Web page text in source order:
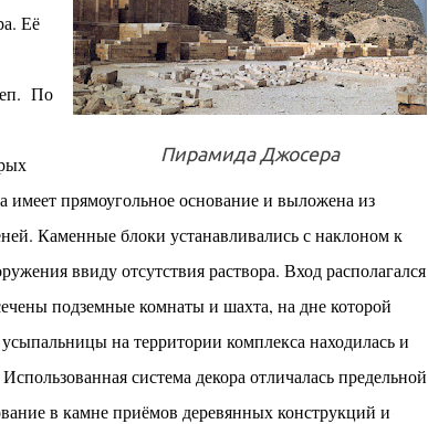
Пирамида Джосера
Её
По
имеет прямоугольное основание и выложена из
Каменные блоки устанавливались с наклоном к
ввиду отсутствия раствора. Вход располагался
подземные комнаты и шахта, на дне которой
на территории комплекса находилась и
система декора отличалась предельной
в камне приёмов деревянных конструкций и